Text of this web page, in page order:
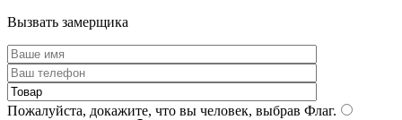
Вызвать замерщика
Пожалуйста, докажите, что вы человек, выбрав Флаг.